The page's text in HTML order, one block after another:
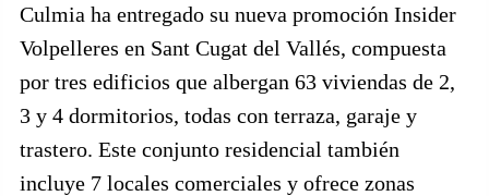
Culmia ha entregado su nueva promoción Insider
Volpelleres en Sant Cugat del Vallés, compuesta
por tres edificios que albergan 63 viviendas de 2,
3 y 4 dormitorios, todas con terraza, garaje y
trastero. Este conjunto residencial también
incluye 7 locales comerciales y ofrece zonas